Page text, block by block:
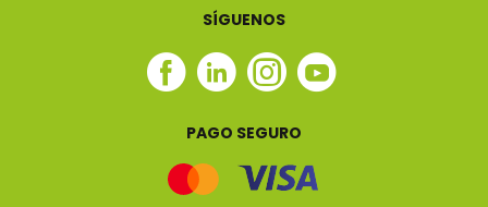
SÍGUENOS
Facebook
Linkedin
Instagram
Youtube
PAGO SEGURO